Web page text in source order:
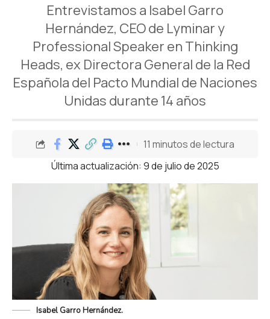
Entrevistamos a Isabel Garro
Hernández, CEO de Lyminar y
Professional Speaker en Thinking
Heads, ex Directora General de la Red
Española del Pacto Mundial de Naciones
Unidas durante 14 años
Última actualización: 9 de julio de 2025
11 minutos de lectura
Isabel Garro Hernández.